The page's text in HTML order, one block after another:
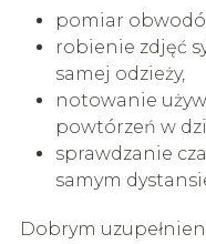
pomiar
robienie zdjęć
samej odzieży,
notowanie
powtórzeń w
sprawdzanie
samym
Dobrym